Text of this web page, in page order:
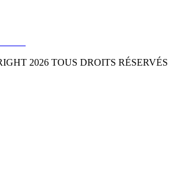
2026 TOUS DROITS RÉSERVÉS